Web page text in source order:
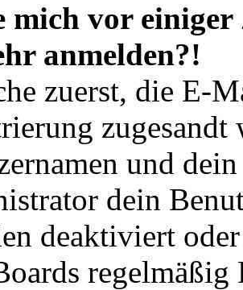
mich vor
anmelden?!
zuerst, die E-
und
dein
deaktiviert